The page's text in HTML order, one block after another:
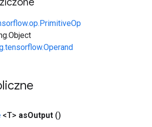
<T> asOutput ()